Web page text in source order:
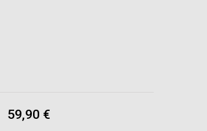
59,90 €